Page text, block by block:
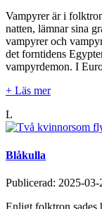
Vampyrer är i
natten, lämnar sina
vampyrer och
det forntidens
vampyrdemon. I
+ Läs mer
L
Blåkulla
Publicerad: 2025-03-
Enligt folktron sades